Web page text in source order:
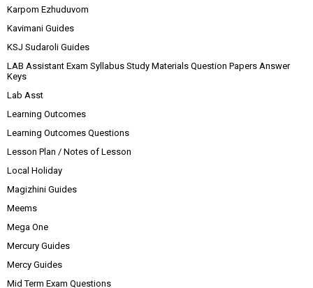
Karpom Ezhuduvom
Kavimani Guides
KSJ Sudaroli Guides
LAB Assistant Exam Syllabus Study Materials Question Papers Answer
Keys
Lab Asst
Learning Outcomes
Learning Outcomes Questions
Lesson Plan / Notes of Lesson
Local Holiday
Magizhini Guides
Meems
Mega One
Mercury Guides
Mercy Guides
Mid Term Exam Questions